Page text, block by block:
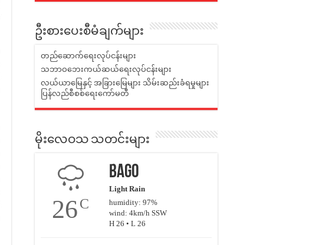
ဦးစားပေးစီမံချက်များ
တည်ဆောက်ရေးလုပ်ငန်းများ
သဘာဝဘေးကယ်ဆယ်ရေးလုပ်ငန်းများ
လယ်ယာမြေနှင့် အခြားမြေများ သိမ်းဆည်းခံရမှုများ
ပြန်လည်စီစစ်ရေးကော်မတီ
မိုးလေဝသ သတင်းများ
26C
Bago
Light Rain
humidity: 97%
wind: 4km/h SSW
H 26 • L 26